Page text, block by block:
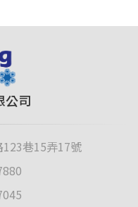
公司
巷15弄17號